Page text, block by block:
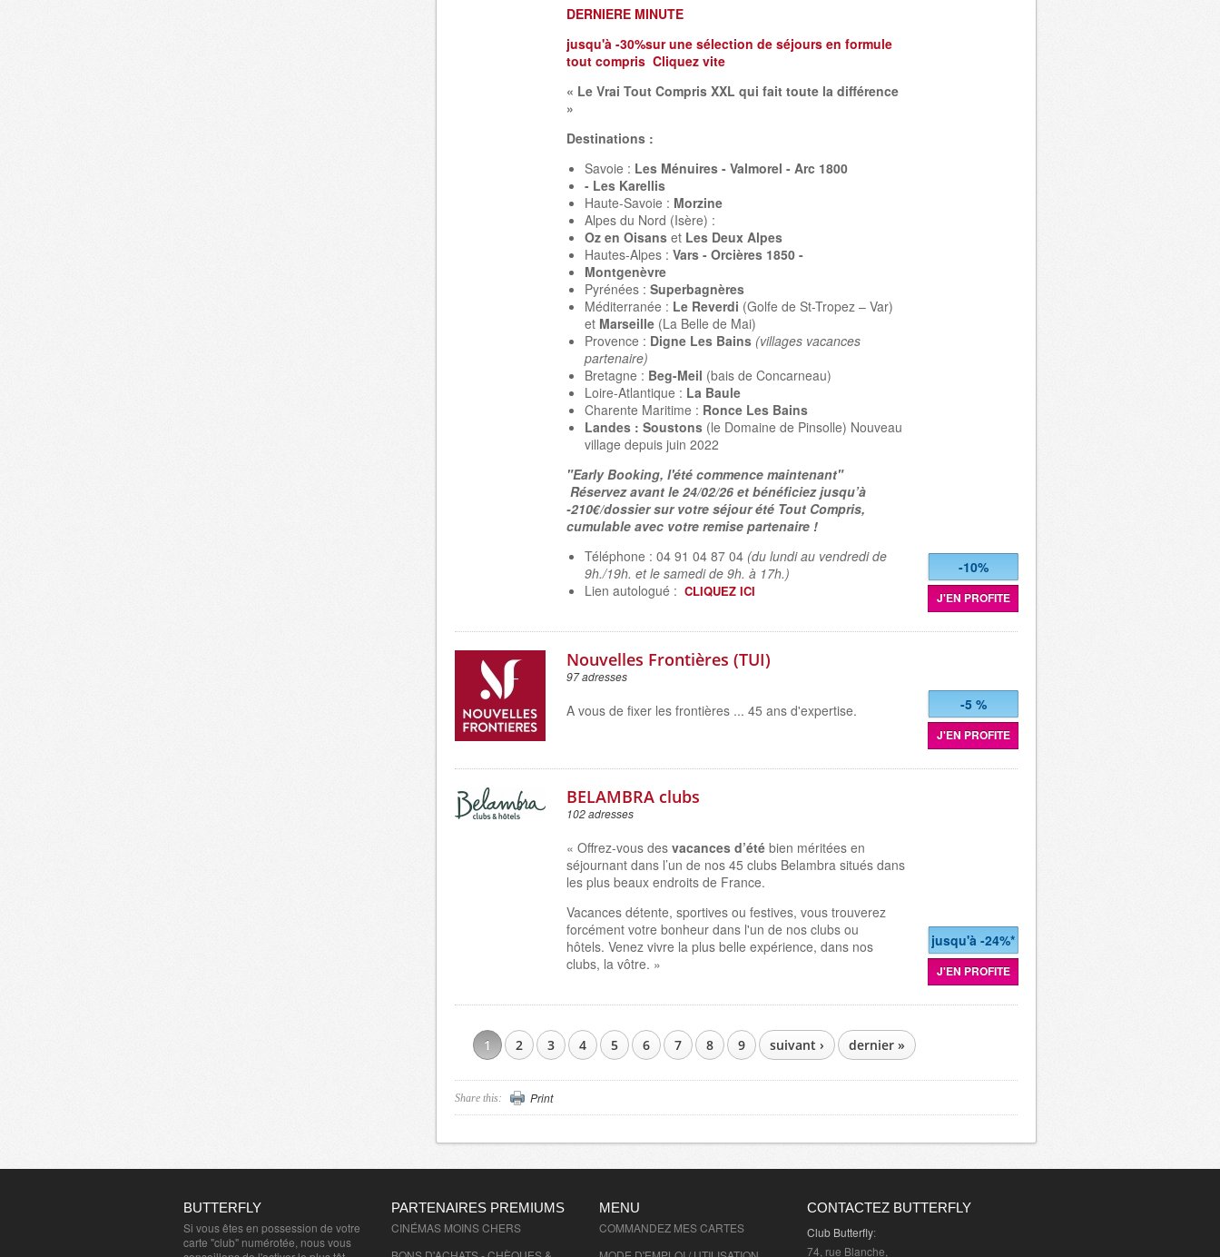
DERNIERE MINUTE
jusqu'à -30%sur une sélection de séjours en formule
tout compris Cliquez vite
« Le Vrai Tout Compris XXL qui fait toute la différence
»
Destinations :
Savoie : Les Ménuires - Valmorel - Arc 1800
- Les Karellis
Haute-Savoie : Morzine
Alpes du Nord (Isère) :
Oz en Oisans et Les Deux Alpes
Hautes-Alpes : Vars - Orcières 1850 -
Montgenèvre
Pyrénées : Superbagnères
Méditerranée : Le Reverdi (Golfe de St-Tropez – Var)
et Marseille (La Belle de Mai)
Provence : Digne Les Bains (villages vacances
partenaire)
Bretagne : Beg-Meil (bais de Concarneau)
Loire-Atlantique : La Baule
Charente Maritime : Ronce Les Bains
Landes : Soustons (le Domaine de Pinsolle) Nouveau
village depuis juin 2022
"Early Booking, l'été commence maintenant"
Réservez avant le 24/02/26 et bénéficiez jusqu’à
-210€/dossier sur votre séjour été Tout Compris,
cumulable avec votre remise partenaire !
Téléphone : 04 91 04 87 04 (du lundi au vendredi de
9h./19h. et le samedi de 9h. à 17h.)
Lien autologué : CLIQUEZ ICI
-10%
J'EN PROFITE
Nouvelles Frontières (TUI)
97 adresses
A vous de fixer les frontières ... 45 ans d'expertise. -5 %
J'EN PROFITE
BELAMBRA clubs
102 adresses
« Offrez-vous des vacances d’été bien méritées en
séjournant dans l’un de nos 45 clubs Belambra situés dans
les plus beaux endroits de France.
Vacances détente, sportives ou festives, vous trouverez
forcément votre bonheur dans l'un de nos clubs ou
hôtels. Venez vivre la plus belle expérience, dans nos
clubs, la vôtre. »
jusqu'à -24%*
J'EN PROFITE
PAGES
1 2 3 4 5 6 7 8 9 suivant › dernier »
Share this: Print
BUTTERFLY
Si vous êtes en possession de votre
carte "club" numérotée, nous vous
PARTENAIRES PREMIUMS
CINÉMAS MOINS CHERS
MENU
COMMANDEZ MES CARTES
CONTACTEZ BUTTERFLY
Club Butterfly:
74, rue Blanche,